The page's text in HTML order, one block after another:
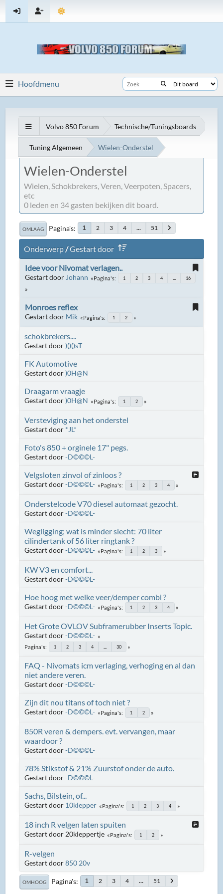
Hoofdmenu
Volvo 850 Forum Technische/Tuningsboards
Tuning Algemeen Wielen-Onderstel
Wielen-Onderstel
Wielen, Schokbrekers, Veren, Veerpoten, Spacers,
etc
0 leden en 34 gasten bekijken dit board.
OMLAAG Pagina's 1 2 3 4 ... 51
Onderwerp/Gestart door
Idee voor Nivomat verlagen..
Gestart door Johann Pagina's 1 2 3 4 16
Monroes reflex
Gestart door Mik Pagina's 1 2
schokbrekers....
Gestart door)()()sT
FK Automotive
Gestart door)0H@N
Draagarm vraagje
Gestart door)0H@N Pagina's 1 2
Versteviging aan het onderstel
Gestart door *JL*
Foto's 850 + orginele 17" pegs.
Gestart door-D©©©L-
Velgsloten zinvol of zinloos ?
Gestart door-D©©©L- Pagina's 1 2 3 4
Onderstelcode V70 diesel automaat gezocht.
Gestart door-D©©©L-
Wegligging; wat is minder slecht: 70 liter
cilindertank of 56 liter ringtank ?
Gestart door-D©©©L- Pagina's 1 2 3
KW V3 en comfort...
Gestart door-D©©©L-
Hoe hoog met welke veer/demper combi ?
Gestart door-D©©©L- Pagina's 1 2 3 4
Het Grote OVLOV Subframerubber Inserts Topic.
Gestart door-D©©©L-
Pagina's 1 2 3 4 30
FAQ - Nivomats icm verlaging, verhoging en al dan
niet andere veren.
Gestart door-D©©©L-
Zijn dit nou titans of toch niet ?
Gestart door-D©©©L- Pagina's 1 2
850R veren & dempers. evt. vervangen, maar
waardoor ?
Gestart door-D©©©L-
78% Stikstof & 21% Zuurstof onder de auto.
Gestart door-D©©©L-
Sachs, Bilstein, of...
Gestart door 10klepper Pagina's 1 2 3 4
18 inch R velgen laten spuiten
Gestart door 20kleppertje Pagina's 1 2
R-velgen
Gestart door850 20v
OMHOOG Pagina's 1 2 3 4 ... 51